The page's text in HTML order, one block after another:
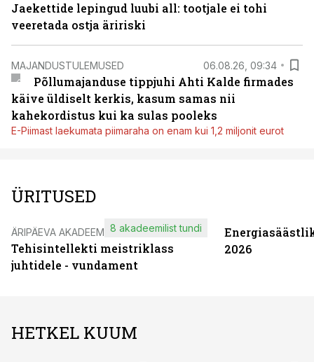
Jaekettide lepingud luubi all: tootjale ei tohi
veeretada ostja äririski
MAJANDUSTULEMUSED 06.08.26, 09:34
Põllumajanduse tippjuhi Ahti Kalde firmades
käive üldiselt kerkis, kasum samas nii
kahekordistus kui ka sulas pooleks
E-Piimast laekumata piimaraha on enam kui 1,2 miljonit eurot
ÜRITUSED
ÄRIPÄEVA AKADEEMIA
Tehisintellekti meistriklass
juhtidele - vundament
8 akadeemilist tundi
2026
HETKEL KUUM